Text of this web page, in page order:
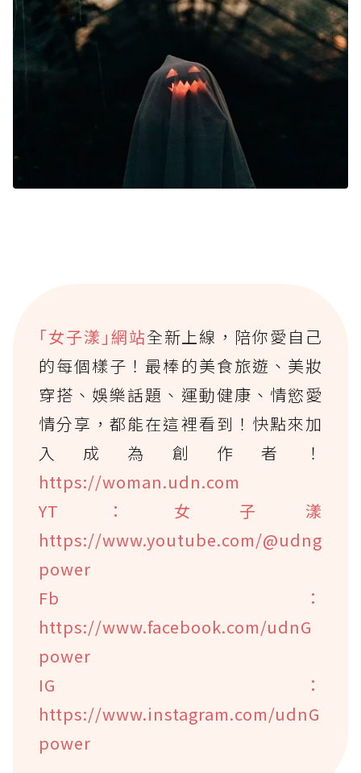
｢女子漾｣網站全新上線，陪你愛自己
的每個樣子！最棒的美食旅遊、美妝
穿搭、娛樂話題、運動健康、情慾愛
情分享，都能在這裡看到！快點來加
入成為創作者！
https://woman.udn.com
YT：女子漾
https://www.youtube.com/@udng
power
Fb：
https://www.facebook.com/udnG
power
IG：
https://www.instagram.com/udnG
power